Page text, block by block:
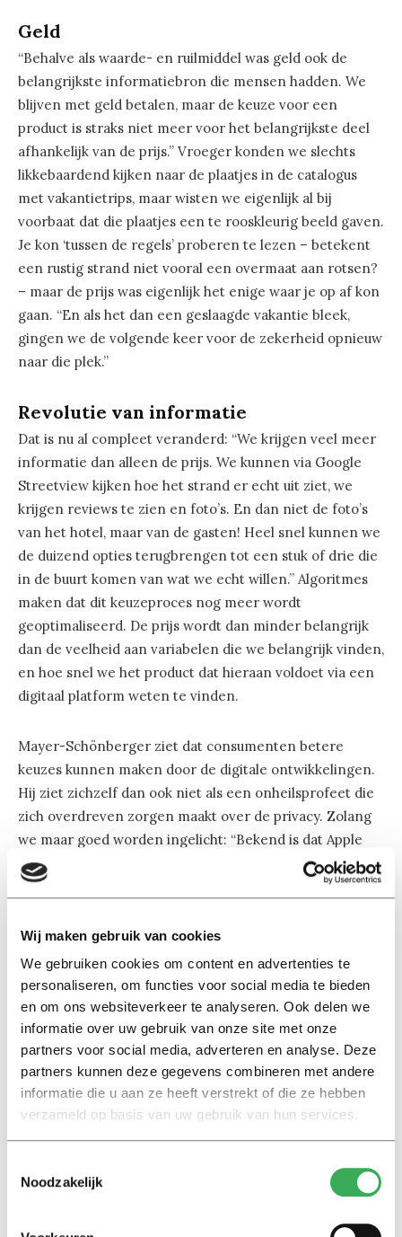
Wij maken gebruik van cookies
We gebruiken cookies om content en advertenties te
personaliseren, om functies voor social media te bieden
en om ons websiteverkeer te analyseren. Ook delen we
informatie over uw gebruik van onze site met onze
partners voor social media, adverteren en analyse. Deze
partners kunnen deze gegevens combineren met andere
informatie die u aan ze heeft verstrekt of die ze hebben
verzameld op basis van uw gebruik van hun services.
Noodzakelijk
Geld
“Behalve als waarde- en ruilmiddel was geld ook de
belangrijkste informatiebron die mensen hadden. We
blijven met geld betalen, maar de keuze voor een
product is straks niet meer voor het belangrijkste deel
afhankelijk van de prijs.” Vroeger konden we slechts
likkebaardend kijken naar de plaatjes in de catalogus
met vakantietrips, maar wisten we eigenlijk al bij
voorbaat dat die plaatjes een te rooskleurig beeld gaven.
Je kon ‘tussen de regels’ proberen te lezen – betekent
een rustig strand niet vooral een overmaat aan rotsen?
– maar de prijs was eigenlijk het enige waar je op af kon
gaan. “En als het dan een geslaagde vakantie bleek,
gingen we de volgende keer voor de zekerheid opnieuw
naar die plek.”
Revolutie van informatie
Dat is nu al compleet veranderd: “We krijgen veel meer
informatie dan alleen de prijs. We kunnen via Google
Streetview kijken hoe het strand er echt uit ziet, we
krijgen reviews te zien en foto’s. En dan niet de foto’s
van het hotel, maar van de gasten! Heel snel kunnen we
de duizend opties terugbrengen tot een stuk of drie die
in de buurt komen van wat we echt willen.” Algoritmes
maken dat dit keuzeproces nog meer wordt
geoptimaliseerd. De prijs wordt dan minder belangrijk
dan de veelheid aan variabelen die we belangrijk vinden,
en hoe snel we het product dat hieraan voldoet via een
digitaal platform weten te vinden.
Mayer-Schönberger ziet dat consumenten betere
keuzes kunnen maken door de digitale ontwikkelingen.
Hij ziet zichzelf dan ook niet als een onheilsprofeet die
zich overdreven zorgen maakt over de privacy. Zolang
we maar goed worden ingelicht: “Bekend is dat Apple
bijvoorbeeld meer geneigd is data te beschermen dan
andere fabrikanten. Daar adverteren ze ook mee op
bescherming of wil ik misschien een betere service?”
Gafa’s
Toch zal hij zeker ook een kritische noot plaatsen:
“Bedrijven als Google, Apple en Amazon – de ‘Gafa’s’ –
zijn te groot geworden. En dan niet zozeer grootte qua
‘headcount’, want zo bezien zijn ze eigenlijk relatief
klein, maar wel qua macht over de data.” We hoeven ze
niet te verbieden naar onze data te kijken, maar wel dat
inzicht geven in wat zij zien. Voor wat hoort wat, zegt
moeten de kans krijgen voor innovaties. Hij ziet hier